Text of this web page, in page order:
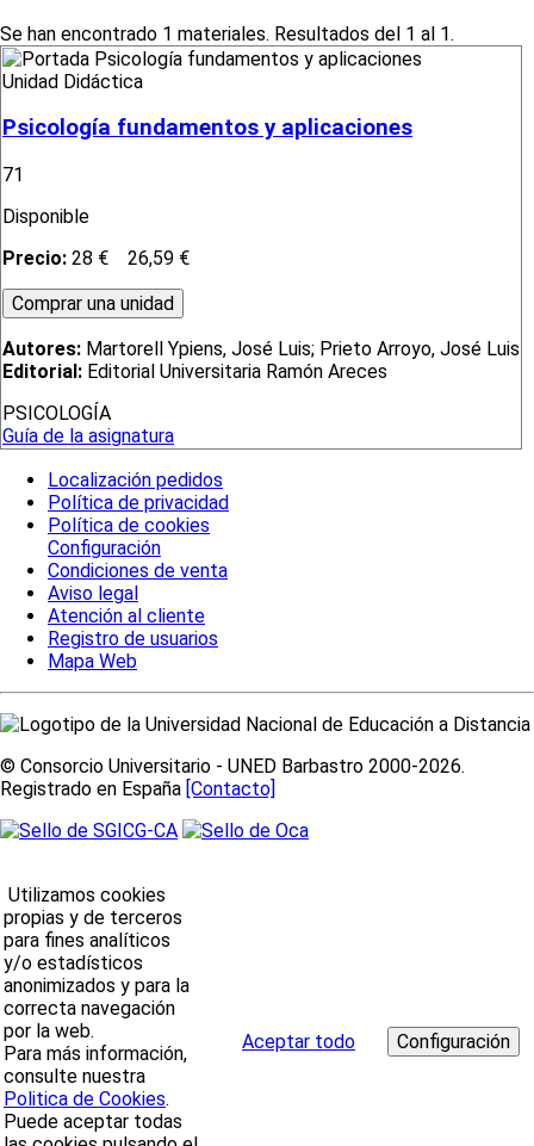
Se han encontrado 1 materiales. Resultados del 1 al 1.
Unidad Didáctica
Psicología fundamentos y aplicaciones
71
Disponible
Precio: 28 € 26,59 €
Autores: Martorell Ypiens, José Luis; Prieto Arroyo, José Luis
Editorial: Editorial Universitaria Ramón Areces
PSICOLOGÍA
Guía de la asignatura
Localización pedidos
Política de privacidad
Política de cookies
Configuración
Condiciones de venta
Aviso legal
Atención al cliente
Registro de usuarios
Mapa Web
© Consorcio Universitario - UNED Barbastro 2000-2026.
Registrado en España [Contacto]
Utilizamos cookies
propias y de terceros
para fines analíticos
y/o estadísticos
anonimizados y para la
correcta navegación
por la web.
Para más información,
consulte nuestra
Politica de Cookies.
Puede aceptar todas
Aceptar todo